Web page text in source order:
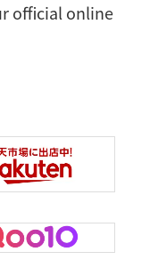
official online